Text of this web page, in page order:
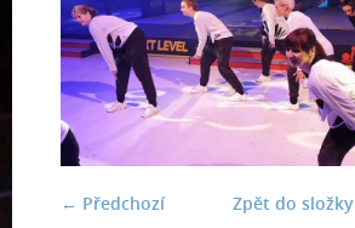
← Předchozí Zpět do složky